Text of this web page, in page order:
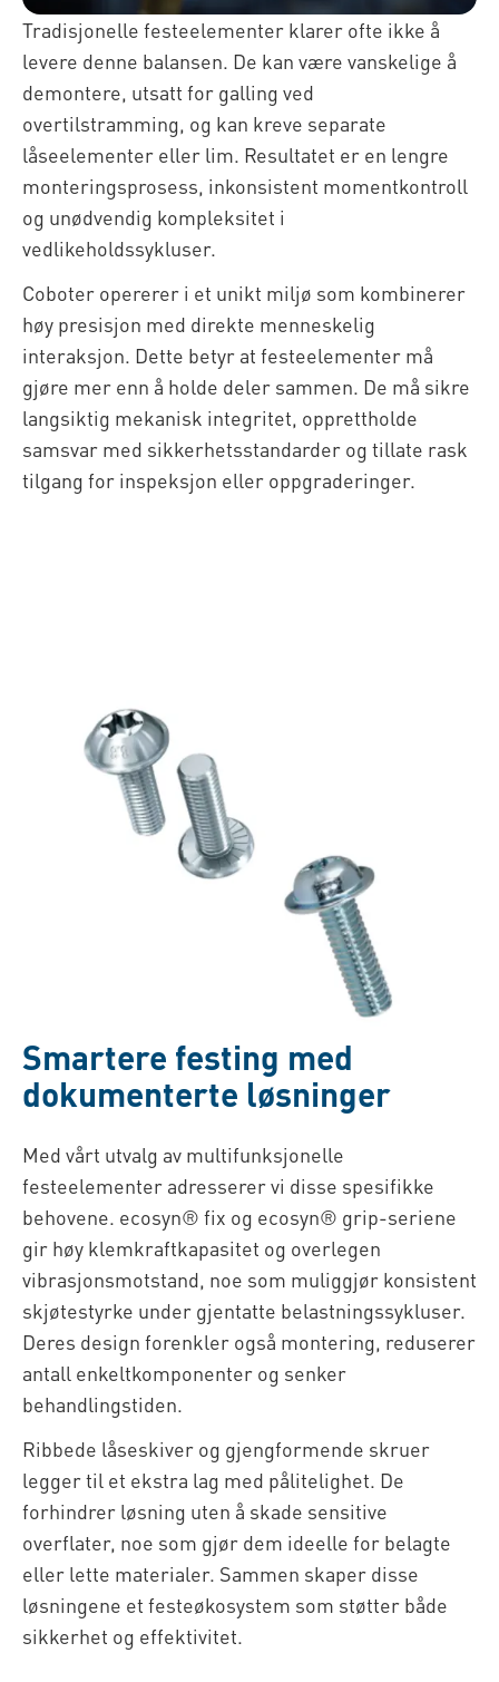
Tradisjonelle festeelementer klarer ofte ikke å
levere denne balansen. De kan være vanskelige å
demontere, utsatt for galling ved
overtilstramming, og kan kreve separate
låseelementer eller lim. Resultatet er en lengre
monteringsprosess, inkonsistent momentkontroll
og unødvendig kompleksitet i
vedlikeholdssykluser.
Coboter opererer i et unikt miljø som kombinerer
høy presisjon med direkte menneskelig
interaksjon. Dette betyr at festeelementer må
gjøre mer enn å holde deler sammen. De må sikre
langsiktig mekanisk integritet, opprettholde
samsvar med sikkerhetsstandarder og tillate rask
tilgang for inspeksjon eller oppgraderinger.
Smartere festing med
dokumenterte løsninger
Med vårt utvalg av multifunksjonelle
festeelementer adresserer vi disse spesifikke
behovene. ecosyn® fix og ecosyn® grip-seriene
gir høy klemkraftkapasitet og overlegen
vibrasjonsmotstand, noe som muliggjør konsistent
skjøtestyrke under gjentatte belastningssykluser.
Deres design forenkler også montering, reduserer
antall enkeltkomponenter og senker
behandlingstiden.
Ribbede låseskiver og gjengformende skruer
legger til et ekstra lag med pålitelighet. De
forhindrer løsning uten å skade sensitive
overflater, noe som gjør dem ideelle for belagte
eller lette materialer. Sammen skaper disse
løsningene et festeøkosystem som støtter både
sikkerhet og effektivitet.